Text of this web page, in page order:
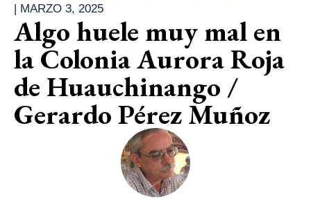
| MARZO 3, 2025
Algo huele muy mal en
la Colonia Aurora Roja
de Huauchinango /
Gerardo Pérez Muñoz